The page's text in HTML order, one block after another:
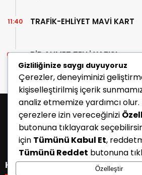
TRAFİK-EHLİYET MAVİ KART
11:40
BİR AHMET TELLİ YAZISI
07:30
KATEGORİLER
Gizliliğinize saygı duyuyoruz
Çerezler, deneyiminizi
kişiselleştirilmiş içerik
analiz etmemize yardımcı olur.
çerezlere izin vereceğinizi
butonuna tıklayarak
için Tümünü Kabul Et,
Tümünü Reddet butonuna
Özelleştir